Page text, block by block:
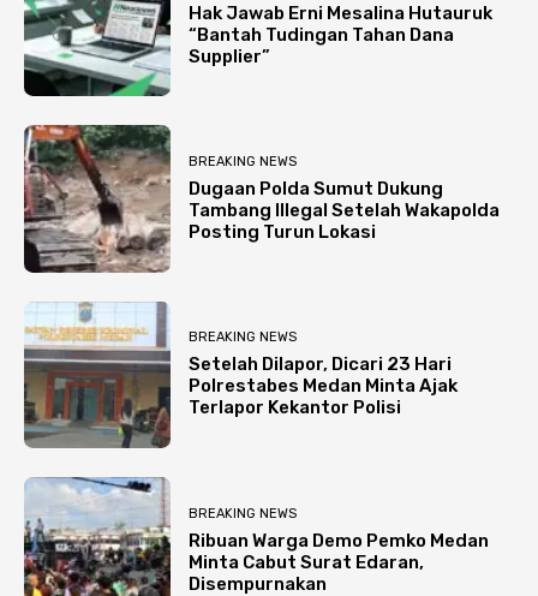
Hak Jawab Erni Mesalina Hutauruk
“Bantah Tudingan Tahan Dana
Supplier”
BREAKING NEWS
Dugaan Polda Sumut Dukung
Tambang Illegal Setelah Wakapolda
Posting Turun Lokasi
BREAKING NEWS
Setelah Dilapor, Dicari 23 Hari
Polrestabes Medan Minta Ajak
Terlapor Kekantor Polisi
BREAKING NEWS
Ribuan Warga Demo Pemko Medan
Minta Cabut Surat Edaran,
Disempurnakan